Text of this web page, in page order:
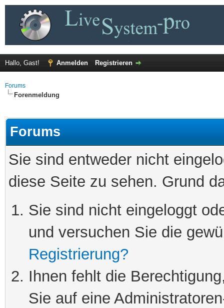
Hallo, Gast! Anmelden Registrieren
Forums
Forenmeldung
Forums
Sie sind entweder nicht
diese Seite zu sehen. Grund
Sie sind nicht eingeloggt
und versuchen Sie die
Registrierung?
Ihnen fehlt die
Sie auf eine